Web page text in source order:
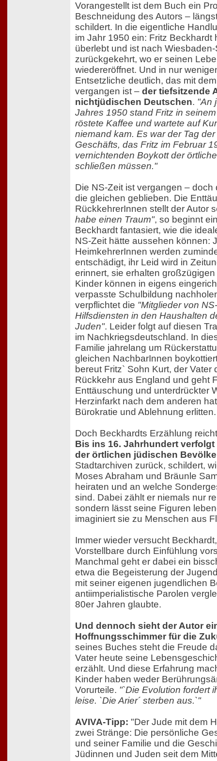
Vorangestellt ist dem Buch ein
Beschneidung des Autors –
schildert. In die eigentliche
im Jahr 1950 ein: Fritz Beckhardt
überlebt und ist nach
zurückgekehrt, wo er seinen
wiedereröffnet. Und in nur
Entsetzliche deutlich, das mit
vergangen ist – der tiefsitzende
nichtjüdischen Deutschen. "An
Jahres 1950 stand Fritz in
röstete Kaffee und wartete auf
niemand kam. Es war der Tag
Geschäfts, das Fritz im Februar
vernichtenden Boykott der
schließen müssen."
Die NS-Zeit ist vergangen –
die gleichen geblieben. Die
RückkehrerInnen stellt der Autor
habe einen Traum", so beginnt
Beckhardt fantasiert, wie die
NS-Zeit hätte aussehen können:
HeimkehrerInnen werden
entschädigt, ihr Leid wird in
erinnert, sie erhalten
Kinder können in eigens
verpasste Schulbildung
verpflichtet die "Mitglieder von
Hilfsdiensten in den Haushalten
Juden". Leider folgt auf diesen
im Nachkriegsdeutschland. In
Familie jahrelang um
gleichen NachbarInnen
bereut Fritz` Sohn Kurt, der Vater
Rückkehr aus England und geht
Enttäuschung und unterdrückter
Herzinfarkt nach dem anderen
Bürokratie und Ablehnung erlitten.
Doch Beckhardts Erzählung
Bis ins 16. Jahrhundert
der örtlichen jüdischen
Stadtarchiven zurück, schildert,
Moses Abraham und Bräunle
heiraten und an welche
sind. Dabei zählt er niemals nur
sondern lässt seine Figuren
imaginiert sie zu Menschen aus
Immer wieder versucht
Vorstellbare durch Einfühlung
Manchmal geht er dabei ein
etwa die Begeisterung der
mit seiner eigenen jugendlichen
antiimperialistische Parolen
80er Jahren glaubte.
Und dennoch sieht der Autor
Hoffnungsschimmer für die
seines Buches steht die Freude
Vater heute seine
erzählt. Und diese Erfahrung
Kinder haben weder
Vorurteile. "`Die Evolution fordert
leise. `Die Arier´ sterben aus.`"
AVIVA-Tipp: "Der Jude mit dem
zwei Stränge: Die persönliche
und seiner Familie und die
Jüdinnen und Juden seit dem